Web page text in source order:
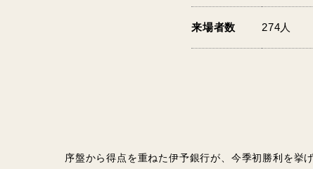
来場者数 274人
序盤から得点を重ねた伊予銀行が、今季初勝利を挙